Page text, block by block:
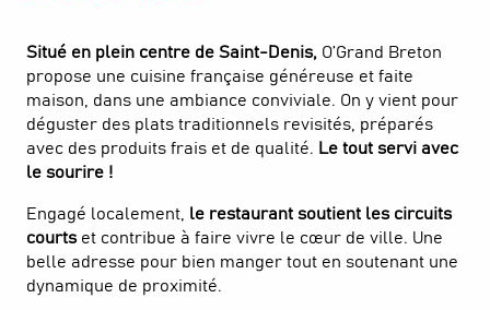
Situé en plein centre de Saint-Denis, O’Grand Breton
propose une cuisine française généreuse et faite
maison, dans une ambiance conviviale. On y vient pour
déguster des plats traditionnels revisités, préparés
avec des produits frais et de qualité. Le tout servi avec
le sourire !
Engagé localement, le restaurant soutient les circuits
courtset contribue à faire vivre le cœur de ville. Une
belle adresse pour bien manger tout en soutenant une
dynamique de proximité.